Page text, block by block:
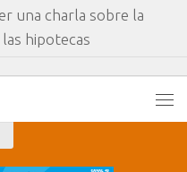
una charla sobre la
hipotecas